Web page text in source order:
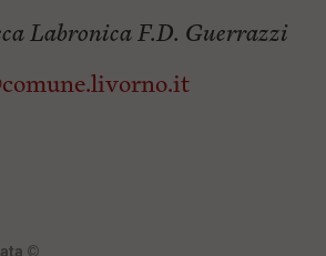
Labronica F.D. Guerrazzi
©